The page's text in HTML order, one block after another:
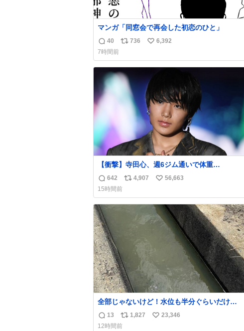
マンガ「同窓会で再会した初恋のひと」
返
信
数
40
リ
ス
ト
736
い
ね
数
6,392
7時間前
【衝撃】寺田心、週6ジム通いで体重
62kg→82kgに 110kgのベンチプレス持ち上
げる姿披露
news.livedoor.com/article/detail… 元々自重
のみだったが、更に筋肉を大きくするためジ
ム通いを開始。筋肉増量のためおにぎり10
個、ゼリー飲料3～4本、パスタと毎日4千kcal
オーバーの食事を摂取し、増量したという。
返
信
数
642
リ
ス
4,907
い
ね
数
56,663
15時間前
全部じゃないけど！水位も半分ぐらいだけ
ど！水が来はじめたよ！！！ 作業してくれた
方々ありがとーーー
返
13
リ
1,827
い
23,346
12時間前